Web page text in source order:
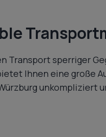
Transport sperriger
Ihnen eine große
unkompliziert